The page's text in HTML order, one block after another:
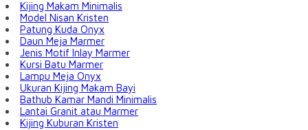
Kijing Makam Minimalis
Model Nisan Kristen
Patung Kuda Onyx
Daun Meja Marmer
Jenis Motif Inlay Marmer
Kursi Batu Marmer
Lampu Meja Onyx
Ukuran Kijing Makam Bayi
Bathub Kamar Mandi Minimalis
Lantai Granit atau Marmer
Kijing Kuburan Kristen